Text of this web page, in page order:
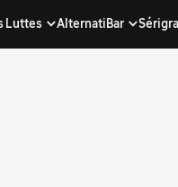
Luttes AlternatiBar